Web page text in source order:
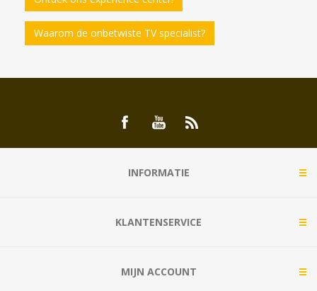
Waarom de onbetwiste TV specialist?
INFORMATIE
KLANTENSERVICE
MIJN ACCOUNT